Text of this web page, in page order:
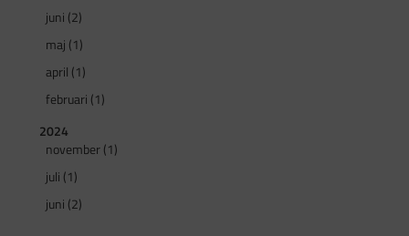
juni (2)
maj (1)
april (1)
februari (1)
2024
november (1)
juli (1)
juni (2)